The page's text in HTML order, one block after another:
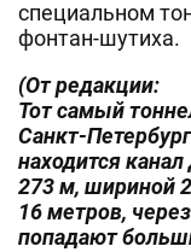
специальном
фонтан-шутиха.
(От редакции:
Тот самый
Санкт-
находитсяканал
273 м, шириной
16 метров,
попадают